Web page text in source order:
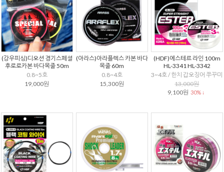
(강우피싱)디오션 경기스페셜
후로로카본 바다목줄 50m
0.8~5호
19,000원
(아라스)아라플렉스 카본 바다
목줄 60m
0.8~4호
15,300원
(HDF)에스테르 라인 100m
HL-3341 HL-3342
3~4호 / 한치 갑오징어 쭈꾸미
13,000원
9,100원 30% ↓